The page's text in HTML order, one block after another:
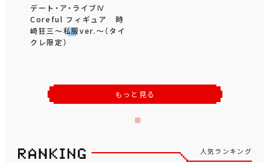
デート・ア・ライブⅣ
Coreful フィギュア 時
崎狂三～私服ver.～（タイ
クレ限定）
もっと見る
人気ランキング